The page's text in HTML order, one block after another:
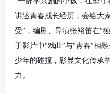
讲述青春成长经历，会给大
受”，编剧、导演张裕笛在“
于影片中“戏曲”与“青春”相
少年的碰撞，彰显文化传承
力。